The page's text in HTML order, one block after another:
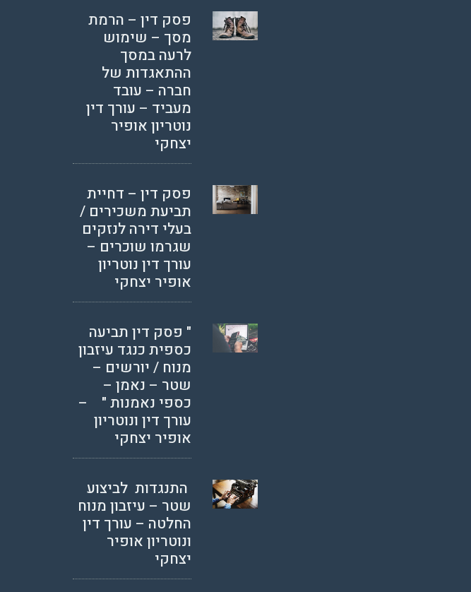
פסק דין – הרמת
מסך – שימוש
לרעה במסך
ההתאגדות של
חברה – עובד
מעביד – עורך דין
נוטריון אופיר
יצחקי
פסק דין – דחיית
תביעת משכירים /
בעלי דירה לנזקים
שגרמו שוכרים –
עורך דין נוטריון
אופיר יצחקי
" פסק דין תביעה
כספית כנגד עיזבון
מנוח / יורשים –
שטר – נאמן –
כספי נאמנות " –
עורך דין ונוטריון
אופיר יצחקי
התנגדות לביצוע
שטר – עיזבון מנוח
החלטה – עורך דין
ונוטריון אופיר
יצחקי